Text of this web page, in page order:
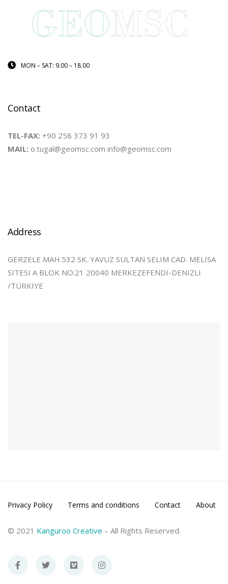
MON – SAT: 9.00 – 18.00
Contact
TEL-FAX: +90 258 373 91 93
MAIL: o.tugal@geomsc.com info@geomsc.com
Address
GERZELE MAH.532 SK. YAVUZ SULTAN SELIM CAD. MELISA
SITESI A BLOK NO:21 20040 MERKEZEFENDI-DENIZLI
/TÜRKIYE
Privacy Policy Terms and conditions Contact About
© 2021 Kanguroo Creative – All Rights Reserved.